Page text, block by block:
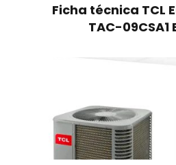
Ficha técnica TCL
TAC-09CSA1